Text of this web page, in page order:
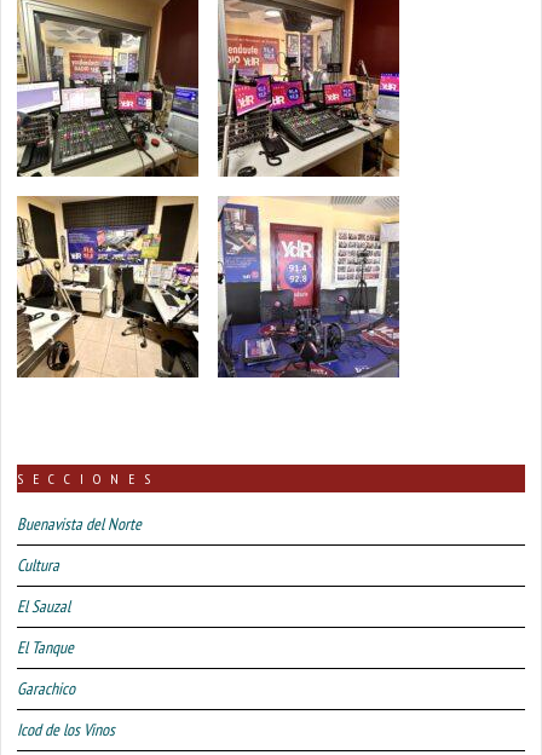
SECCIONES
Buenavista del Norte
Cultura
El Sauzal
El Tanque
Garachico
Icod de los Vinos